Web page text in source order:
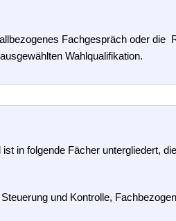
Fachgespräch oder die
Wahlqualifikation.
in folgende Fächer untergliedert,
und Kontrolle,